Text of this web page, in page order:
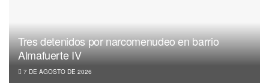
Tres detenidos por narcomenudeo en barrio
Almafuerte IV
7 DE AGOSTO DE 2026